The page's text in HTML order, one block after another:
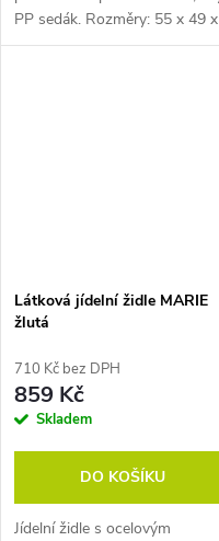
PP sedák. Rozměry: 55 x 49 x
83 cm (h x š x v). Typ dřeva:
Látková jídelní židle MARIE
žlutá
710 Kč bez DPH
859 Kč
Skladem
DO KOŠÍKU
Jídelní židle s ocelovým